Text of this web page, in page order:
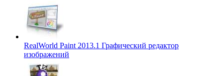
RealWorld Paint 2013.1 Графический редактор
изображений